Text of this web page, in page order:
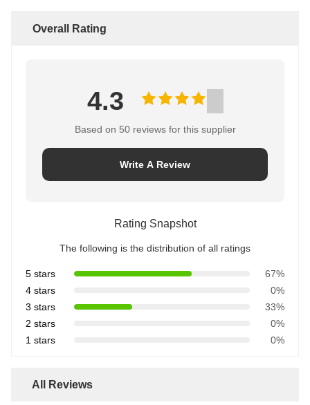
Overall Rating
4.3
Based on 50 reviews for this supplier
Write A Review
Rating Snapshot
The following is the distribution of all ratings
5 stars
67%
4 stars
0%
3 stars
33%
2 stars
0%
1 stars
0%
All Reviews